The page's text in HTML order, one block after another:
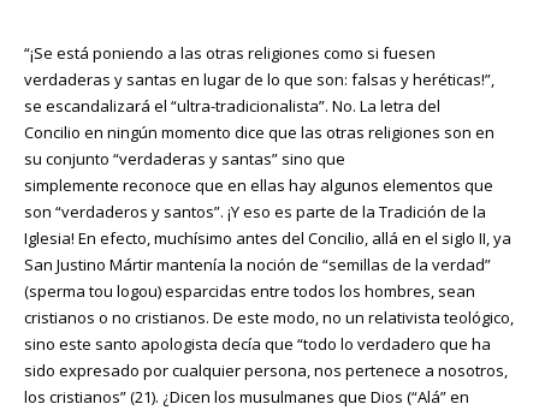
“¡Se está poniendo a las otras religiones como si fuesen
verdaderas y santas en lugar de lo que son: falsas y heréticas!”,
se escandalizará el “ultra-tradicionalista”. No. La letra del
Concilio en ningún momento dice que las otras religiones son en
su conjunto “verdaderas y santas” sino que
simplemente reconoce que en ellas hay algunos elementos que
son “verdaderos y santos”. ¡Y eso es parte de la Tradición de la
Iglesia! En efecto, muchísimo antes del Concilio, allá en el siglo II, ya
San Justino Mártir mantenía la noción de “semillas de la verdad”
(sperma tou logou) esparcidas entre todos los hombres, sean
cristianos o no cristianos. De este modo, no un relativista teológico,
sino este santo apologista decía que “todo lo verdadero que ha
sido expresado por cualquier persona, nos pertenece a nosotros,
los cristianos” (21). ¿Dicen los musulmanes que Dios (“Alá” en